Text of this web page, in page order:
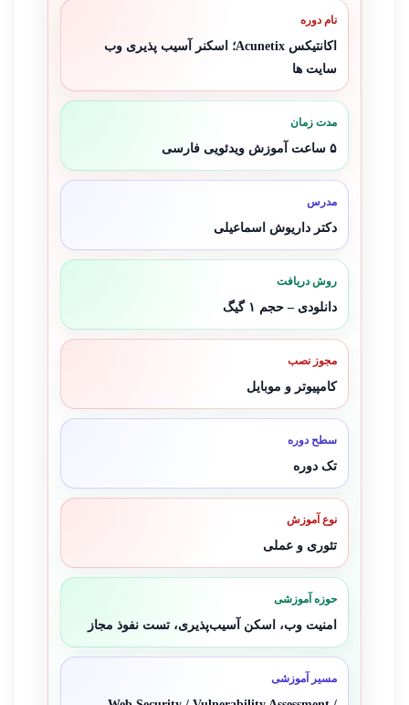
نام دوره
اکانتیکس Acunetix؛ اسکنر آسیب پذیری وب
سایت ها
مدت زمان
۵ ساعت آموزش ویدئویی فارسی
مدرس
دکتر داریوش اسماعیلی
روش دریافت
دانلودی – حجم ۱ گیگ
مجوز نصب
کامپیوتر و موبایل
سطح دوره
تک دوره
نوع آموزش
تئوری و عملی
حوزه آموزشی
امنیت وب، اسکن آسیب‌پذیری، تست نفوذ مجاز
مسیر آموزشی